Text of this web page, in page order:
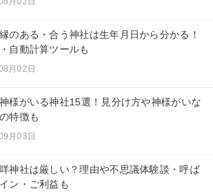
のある・合う神社は生年月日から分かる！
自動計算ツールも
月02日
様がいる神社15選！見分け方や神様がいな
特徴も
月03日
神社は厳しい？理由や不思議体験談・呼ば
ン・ご利益も